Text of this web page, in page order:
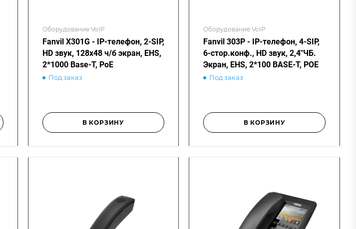
Оборудование VoIP
Fanvil X301G - IP-телефон, 2-SIP,
HD звук, 128x48 ч/б экран, EHS,
2*1000 Base-T, PoE
Под заказ
В КОРЗИНУ
Оборудование VoIP
Fanvil 303P - IP-телефон, 4-SIP,
6-стор.конф., HD звук, 2,4"ЧБ.
Экран, EHS, 2*100 BASE-T, POE
Под заказ
В КОРЗИНУ